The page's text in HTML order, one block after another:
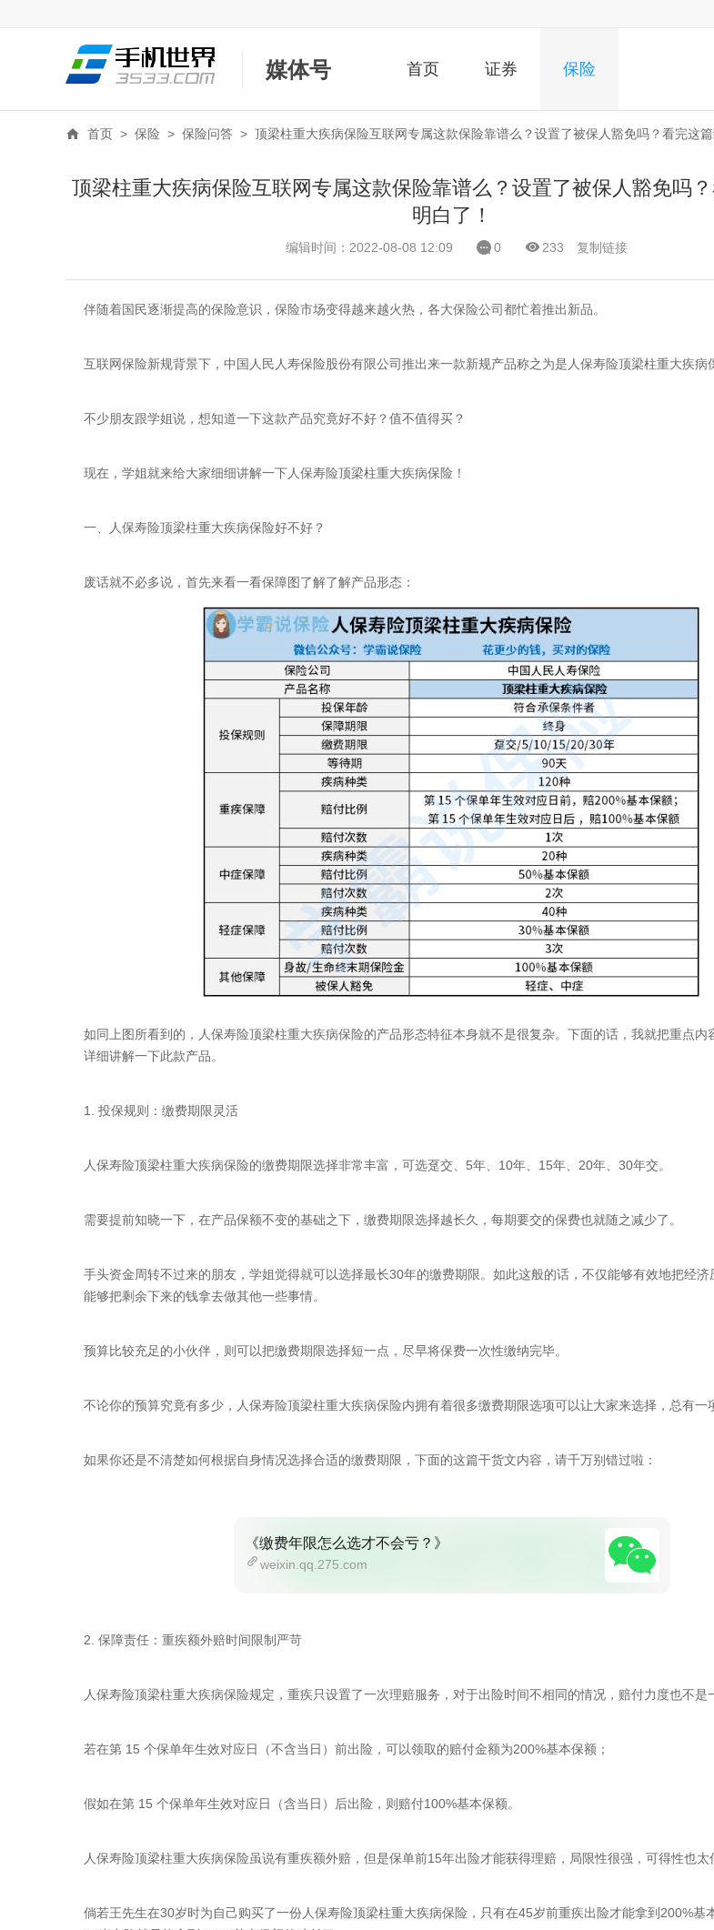
媒体号 首页 证券 保险
首页 > 保险 > 保险问答 > 顶梁柱重大疾病保险互联网专属这款保险靠谱么？设置了被保人豁免吗？看完这篇
顶梁柱重大疾病保险互联网专属这款保险靠谱么？设置了被保人豁免吗
明白了！
编辑时间：2022-08-08 12:09 0 233 复制链接
伴随着国民逐渐提高的保险意识，保险市场变得越来越火热，各大保险公司都忙着推出新品。
互联网保险新规背景下，中国人民人寿保险股份有限公司推出来一款新规产品称之为是人保寿险顶梁柱重大疾病
不少朋友跟学姐说，想知道一下这款产品究竟好不好？值不值得买？
现在，学姐就来给大家细细讲解一下人保寿险顶梁柱重大疾病保险！
一、人保寿险顶梁柱重大疾病保险好不好？
废话就不必多说，首先来看一看保障图了解了解产品形态：
如同上图所看到的，人保寿险顶梁柱重大疾病保险的产品形态特征本身就不是很复杂。下面的话，我就把重点内
详细讲解一下此款产品。
1. 投保规则：缴费期限灵活
人保寿险顶梁柱重大疾病保险的缴费期限选择非常丰富，可选趸交、5年、10年、15年、20年、30年交。
需要提前知晓一下，在产品保额不变的基础之下，缴费期限选择越长久，每期要交的保费也就随之减少了。
手头资金周转不过来的朋友，学姐觉得就可以选择最长30年的缴费期限。如此这般的话，不仅能够有效地把经济
能够把剩余下来的钱拿去做其他一些事情。
预算比较充足的小伙伴，则可以把缴费期限选择短一点，尽早将保费一次性缴纳完毕。
不论你的预算究竟有多少，人保寿险顶梁柱重大疾病保险内拥有着很多缴费期限选项可以让大家来选择，总有一
如果你还是不清楚如何根据自身情况选择合适的缴费期限，下面的这篇干货文内容，请千万别错过啦：
《缴费年限怎么选才不会亏？》
weixin.qq.275.com
2. 保障责任：重疾额外赔时间限制严苛
人保寿险顶梁柱重大疾病保险规定，重疾只设置了一次理赔服务，对于出险时间不相同的情况，赔付力度也不是
若在第 15 个保单年生效对应日（不含当日）前出险，可以领取的赔付金额为200%基本保额；
假如在第 15 个保单年生效对应日（含当日）后出险，则赔付100%基本保额。
人保寿险顶梁柱重大疾病保险虽说有重疾额外赔，但是保单前15年出险才能获得理赔，局限性很强，可得性也太
倘若王先生在30岁时为自己购买了一份人保寿险顶梁柱重大疾病保险，只有在45岁前重疾出险才能拿到200%基